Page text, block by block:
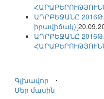
ԱԴՐԲԵՋԱՆԸ
իրավիճակ)
ԱԴՐԲԵՋԱՆԸ
Գլխավոր
⋅
Մեր մասին